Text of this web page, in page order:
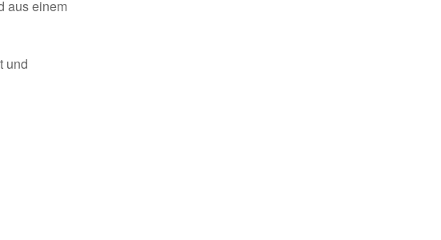
aus einem
und